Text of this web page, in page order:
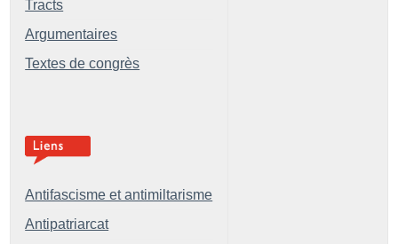
Tracts
Argumentaires
Textes de congrès
Antifascisme et antimiltarisme
Antipatriarcat